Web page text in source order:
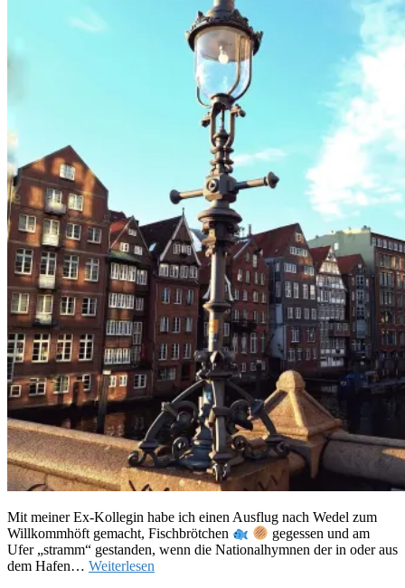
Mit meiner Ex-Kollegin habe ich einen Ausflug nach Wedel zum
Willkommhöft gemacht, Fischbrötchen
gegessen und am
Ufer „stramm“ gestanden, wenn die Nationalhymnen der in oder aus
dem Hafen… Weiterlesen